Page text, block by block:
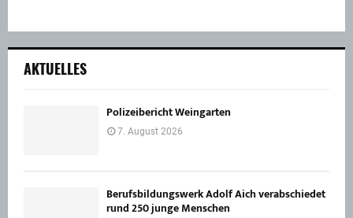
AKTUELLES
Polizeibericht Weingarten
7. August 2026
Berufsbildungswerk Adolf Aich verabschiedet
rund 250 junge Menschen